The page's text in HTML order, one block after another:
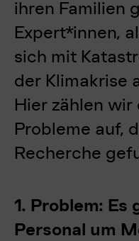
ihren Familien
Expert*innen,
sich mit
der Klimakrise
Hier zählen
Probleme auf,
Recherche
1. Problem: Es
Personal um